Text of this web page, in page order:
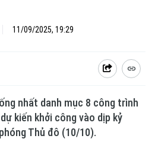
11/09/2025, 19:29
nhất danh mục 8 công trình
kiến khởi công vào dịp kỷ
Thủ đô (10/10).